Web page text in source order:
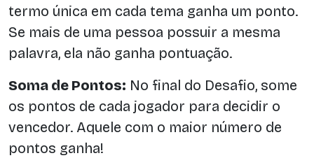
termo única em cada tema ganha um ponto.
Se mais de uma pessoa possuir a mesma
palavra, ela não ganha pontuação.
Soma de Pontos: No final do Desafio, some
os pontos de cada jogador para decidir o
vencedor. Aquele com o maior número de
pontos ganha!